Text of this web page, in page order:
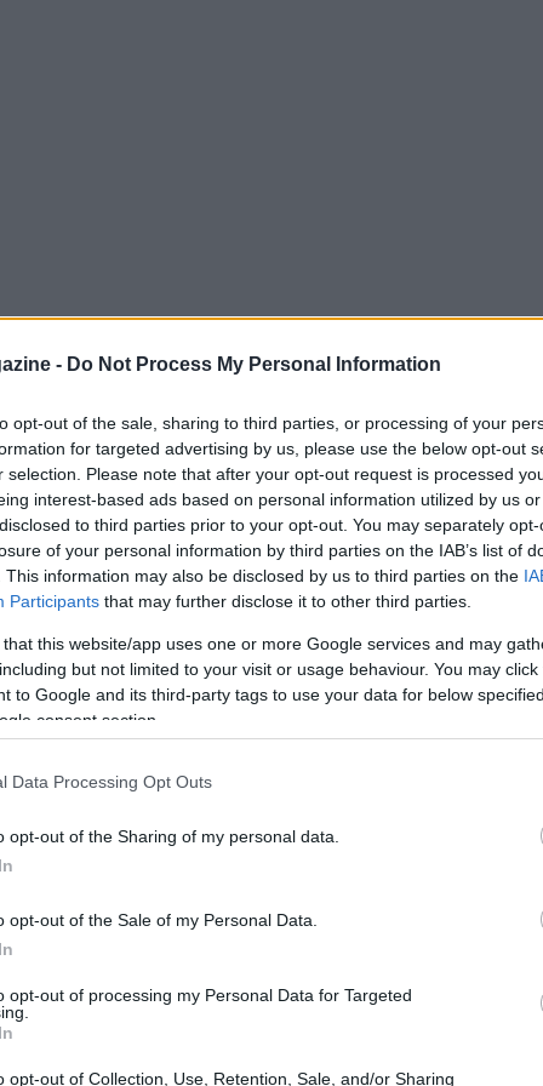
- Do Not Process My Personal Information
opt-out of the sale, sharing to third parties, or processing of your
for targeted advertising by us, please use the below opt-out
selection. Please note that after your opt-out request is processed
interest-based ads based on personal information utilized by us
to third parties prior to your opt-out. You may separately
of your personal information by third parties on the IAB’s list of
This information may also be disclosed by us to third parties on the
Participants that may further disclose it to other third parties.
that this website/app uses one or more Google services and may
but not limited to your visit or usage behaviour. You may
to Google and its third-party tags to use your data for below
consent section.
Data Processing Opt Outs
opt-out of the Sharing of my personal data.
opt-out of the Sale of my Personal Data.
opt-out of processing my Personal Data for Targeted
opt-out of Collection, Use, Retention, Sale, and/or Sharing
4. 90’+2′ Si chiude il secondo tempo,
falloso di Lucas Vázquez (Real
subisce un fallo nella propria metà campo.
2 minuti di recupero. 90’+1′ Fuori gioco,
un passaggio profondo ma Kylian Mbappé
Gavi (Barcellona) riceve un cartellino giallo
90′ Vinícius Júnior (Real
89′ Dani Olmo (Barcellona) sbaglia
termina alto e a lato. Assist di Lamine
d’angolo per il Barcellona, con fallo di
Antonio Rüdiger ha tentato un
in fuorigioco. 87′ Sostituzione nel
87′ Éder Militão (Real Madrid) riceve un
Robert Lewandowski (Barcellona) subisce
(Real Madrid). 86′ Sostituzione nel Real
di Ferland Mendy. 84′ Gol! Real
segna con un destro dal centro
di Iñigo Martínez dopo un passaggio